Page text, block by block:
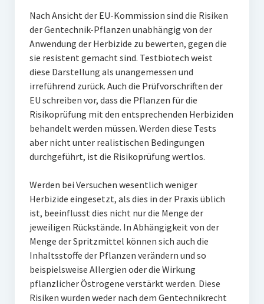
Nach Ansicht der EU-Kommission sind die Risiken
der Gentechnik-Pflanzen unabhängig von der
Anwendung der Herbizide zu bewerten, gegen die
sie resistent gemacht sind. Testbiotech weist
diese Darstellung als unangemessen und
irreführend zurück. Auch die Prüfvorschriften der
EU schreiben vor, dass die Pflanzen für die
Risikoprüfung mit den entsprechenden Herbiziden
behandelt werden müssen. Werden diese Tests
aber nicht unter realistischen Bedingungen
durchgeführt, ist die Risikoprüfung wertlos.
Werden bei Versuchen wesentlich weniger
Herbizide eingesetzt, als dies in der Praxis üblich
ist, beeinflusst dies nicht nur die Menge der
jeweiligen Rückstände. In Abhängigkeit von der
Menge der Spritzmittel können sich auch die
Inhaltsstoffe der Pflanzen verändern und so
beispielsweise Allergien oder die Wirkung
pflanzlicher Östrogene verstärkt werden. Diese
Risiken wurden weder nach dem Gentechnikrecht